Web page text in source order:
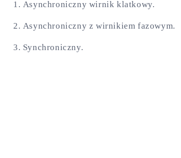
Asynchroniczny wirnik klatkowy.
Asynchroniczny z wirnikiem fazowym.
Synchroniczny.